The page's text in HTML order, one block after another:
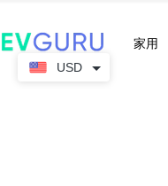
家用
USD